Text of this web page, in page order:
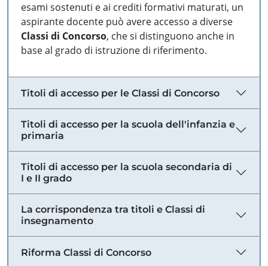
esami sostenuti e ai crediti formativi maturati, un
aspirante docente può avere accesso a diverse
Classi di Concorso, che si distinguono anche in
base al grado di istruzione di riferimento.
Titoli di accesso per le Classi di Concorso
Titoli di accesso per la scuola dell'infanzia e
primaria
Titoli di accesso per la scuola secondaria di
I e II grado
La corrispondenza tra titoli e Classi di
insegnamento
Riforma Classi di Concorso